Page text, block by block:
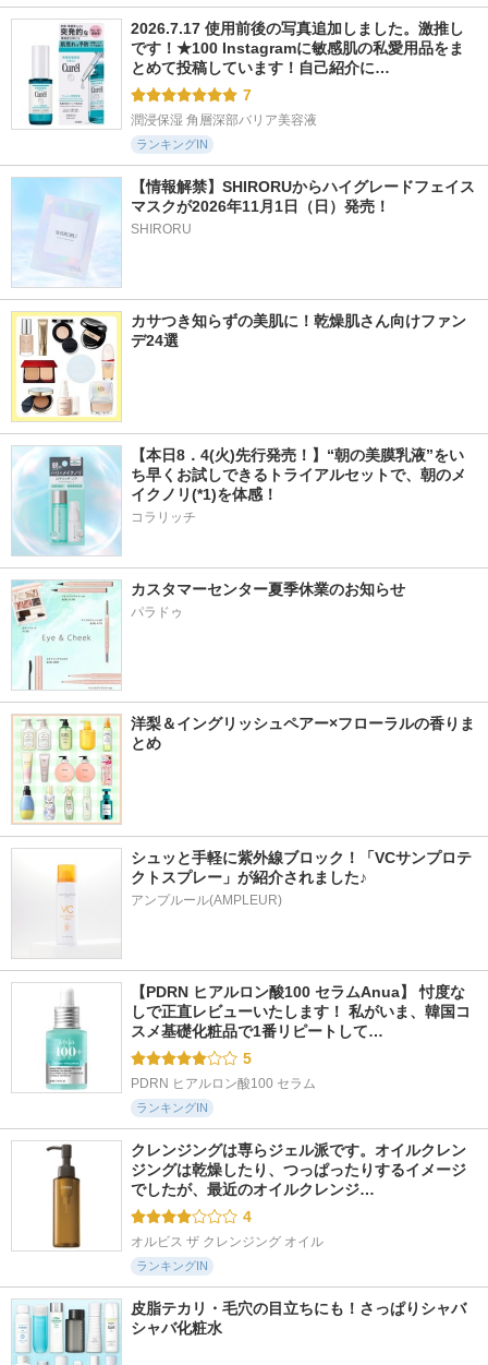
2026.7.17 使用前後の写真追加しました。激推し
です！★100 Instagramに敏感肌の私愛用品をま
とめて投稿しています！自己紹介に…
7
潤浸保湿 角層深部バリア美容液
ランキングIN
【情報解禁】SHIRORUからハイグレードフェイス
マスクが2026年11月1日（日）発売！
SHIRORU
カサつき知らずの美肌に！乾燥肌さん向けファン
デ24選
【本日8．4(火)先行発売！】“朝の美膜乳液”をい
ち早くお試しできるトライアルセットで、朝のメ
イクノリ(*1)を体感！
コラリッチ
カスタマーセンター夏季休業のお知らせ
パラドゥ
洋梨＆イングリッシュペアー×フローラルの香りま
とめ
シュッと手軽に紫外線ブロック！「VCサンプロテ
クトスプレー」が紹介されました♪
アンプルール(AMPLEUR)
【PDRN ヒアルロン酸100 セラムAnua】 忖度な
しで正直レビューいたします！ 私がいま、韓国コ
スメ基礎化粧品で1番リピートして…
5
PDRN ヒアルロン酸100 セラム
ランキングIN
クレンジングは専らジェル派です。オイルクレン
ジングは乾燥したり、つっぱったりするイメージ
でしたが、最近のオイルクレンジ…
4
オルビス ザ クレンジング オイル
ランキングIN
皮脂テカリ・毛穴の目立ちにも！さっぱりシャバ
シャバ化粧水